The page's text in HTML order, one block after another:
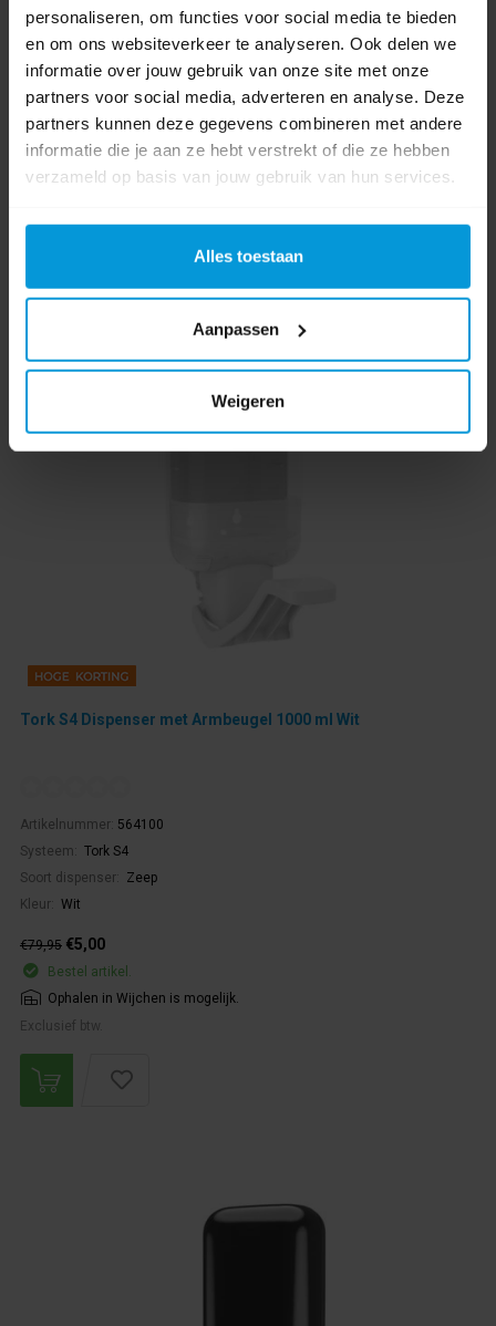
personaliseren, om functies voor social media te bieden
en om ons websiteverkeer te analyseren. Ook delen we
informatie over jouw gebruik van onze site met onze
partners voor social media, adverteren en analyse. Deze
partners kunnen deze gegevens combineren met andere
informatie die je aan ze hebt verstrekt of die ze hebben
verzameld op basis van jouw gebruik van hun services.
Alles toestaan
Aanpassen
Weigeren
€136,02 €122,42
Direct leverbaar
Ophalen in Wijchen is mogelijk.
Exclusief btw.
Tork S4 Dispenser met Armbeugel 1000 ml Wit
Artikelnummer: 564100
Systeem:
Tork S4
Soort dispenser:
Zeep
Kleur:
Wit
€79,95 €5,00
Bestel artikel.
Ophalen in Wijchen is mogelijk.
Exclusief btw.